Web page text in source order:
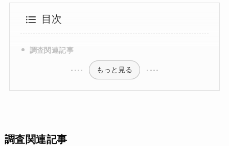
目次
調査関連記事
もっと見る
調査関連記事